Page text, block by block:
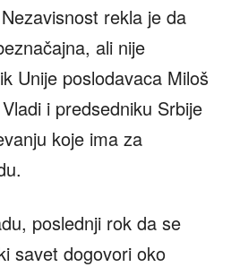
rekla je da
ali nije
Unije poslodavaca Miloš
i predsedniku Srbije
koje ima za
poslednji rok da se
savet dogovori oko